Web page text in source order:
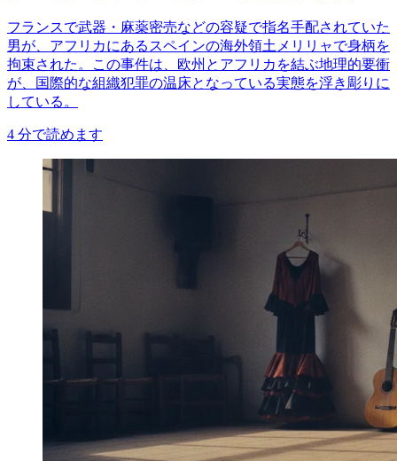
フランスで武器・麻薬密売などの容疑で指名手配されていた
男が、アフリカにあるスペインの海外領土メリリャで身柄を
拘束された。この事件は、欧州とアフリカを結ぶ地理的要衝
が、国際的な組織犯罪の温床となっている実態を浮き彫りに
している。
4 分で読めます